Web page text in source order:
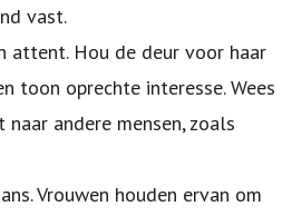
vast.
attent. Hou de deur voor haar
toon oprechte interesse. Wees
andere mensen, zoals
Vrouwen houden ervan om